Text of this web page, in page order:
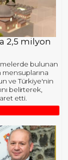
2,5 milyon
bulunan
mensuplarına
ve Türkiye'nin
belirterek,
etti.